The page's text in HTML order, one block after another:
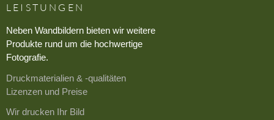
LEISTUNGEN
Neben Wandbildern bieten wir weitere
Produkte rund um die hochwertige
Fotografie.
Druckmaterialien & -qualitäten
Lizenzen und Preise
Wir drucken Ihr Bild